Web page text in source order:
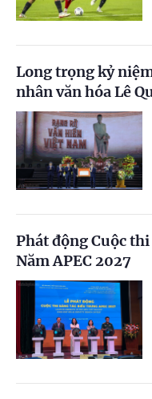
Long trọng kỷ
nhân văn hóa Lê
Phát động Cuộc
Năm APEC 2027